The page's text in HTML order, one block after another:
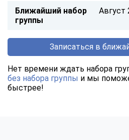
Ближайший набор
группы
Август
Записаться в
Нет времени ждать набора
без набора группы и мы
быстрее!